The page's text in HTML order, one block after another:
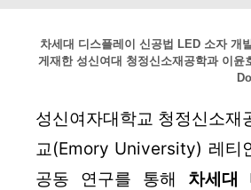
차세대 디스플레이 신공법 LED 소자 개
게재한 성신여대 청정신소재공학과 이
성신여자대학교 청정신소
교(Emory University) 레티
공동 연구를 통해 차세대